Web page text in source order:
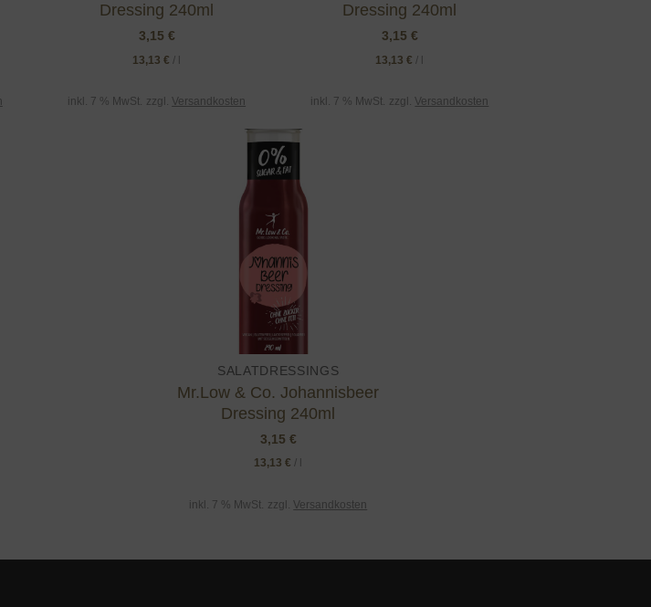
Dressing 240ml
3,15 €
13,13€ / l
inkl. 7 % MwSt. zzgl.Versandkosten
Dressing 240ml
3,15 €
13,13€ / l
inkl. 7 % MwSt. zzgl.Versandkosten
SALATDRESSINGS
Mr.Low & Co. Johannisbeer
Dressing 240ml
3,15 €
13,13€ /
inkl. 7 % MwSt. zzgl.Versandkosten